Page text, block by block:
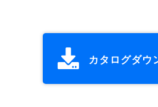
カタログダウ